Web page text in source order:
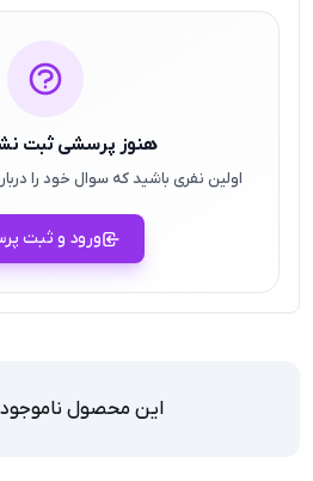
هنوز پرسشی ثبت
اولین نفری باشید که سوال خود را
ورود و ثبت
این محصول